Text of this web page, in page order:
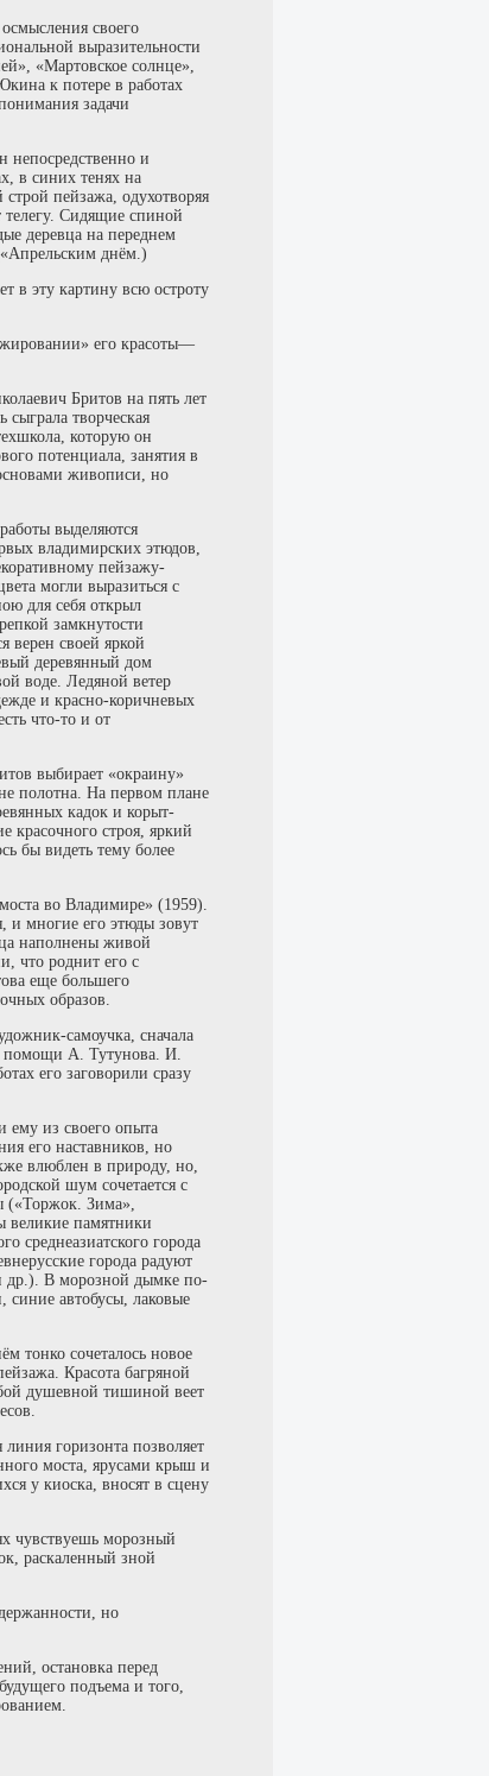
своего
выразительности
«Мартовское солнце»,
к потере в работах
задачи
непосредственно и
в синих тенях на
пейзажа, одухотворяя
телегу. Сидящие спиной
деревца на переднем
днём.)
в эту картину всю остроту
его красоты—
Бритов на пять лет
творческая
которую он
потенциала, занятия в
живописи, но
выделяются
владимирских этюдов,
пейзажу-
могли выразиться с
для себя открыл
замкнутости
верен своей яркой
деревянный дом
воде. Ледяной ветер
и красно-коричневых
что-то и от
выбирает «окраину»
полотна. На первом плане
кадок и корыт-
красочного строя, яркий
бы видеть тему более
во Владимире» (1959).
и многие его этюды зовут
наполнены живой
что роднит его с
еще большего
образов.
самоучка, сначала
помощи А. Тутунова. И.
его заговорили сразу
ему из своего опыта
его наставников, но
влюблен в природу, но,
шум сочетается с
(«Торжок. Зима»,
великие памятники
среднеазиатского города
города радуют
др.). В морозной дымке по-
автобусы, лаковые
тонко сочеталось новое
Красота багряной
душевной тишиной веет
горизонта позволяет
моста, ярусами крыш и
у киоска, вносят в сцену
чувствуешь морозный
раскаленный зной
но
остановка перед
подъема и того,